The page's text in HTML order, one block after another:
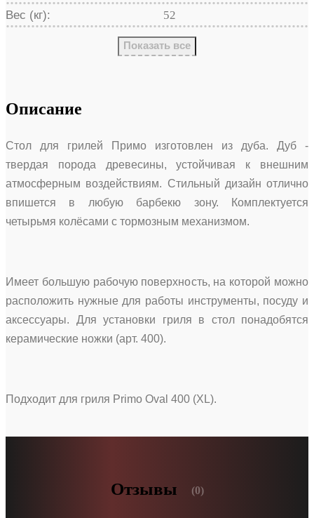
Вес (кг):
52
Показать все
Описание
Стол для грилей Примо изготовлен из дуба. Дуб -
твердая порода древесины, устойчивая к внешним
атмосферным воздействиям. Стильный дизайн отлично
впишется в любую барбекю зону. Комплектуется
четырьмя колёсами с тормозным механизмом.
Имеет большую рабочую поверхность, на которой можно
расположить нужные для работы инструменты, посуду и
аксессуары. Для установки гриля в стол понадобятся
керамические ножки (арт. 400).
Подходит для гриля Primo Oval 400 (XL).
Отзывы (0)